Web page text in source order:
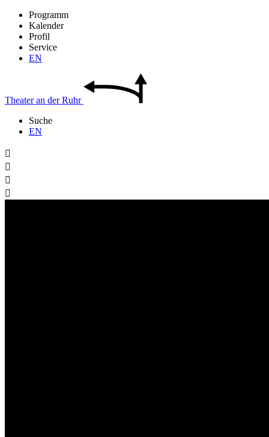
Programm
Kalender
Profil
Service
EN
Theateran derRuhr
Suche
EN



